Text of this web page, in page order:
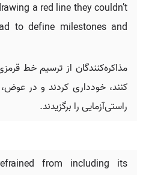
a red line they couldn’t
to define milestones and
مذاکره‌کنندگان از ترسیم خط
کنند، خودداری کردند و در
راستی‌آزمایی را برگزیدند.
from including its